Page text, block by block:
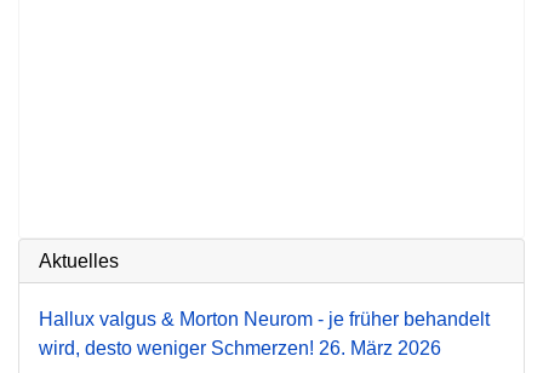
Aktuelles
Hallux valgus & Morton Neurom - je früher behandelt
wird, desto weniger Schmerzen! 26. März 2026